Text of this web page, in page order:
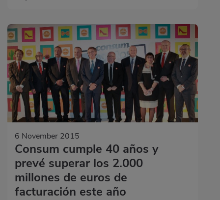
6 November 2015
Consum cumple 40 años y
prevé superar los 2.000
millones de euros de
facturación este año